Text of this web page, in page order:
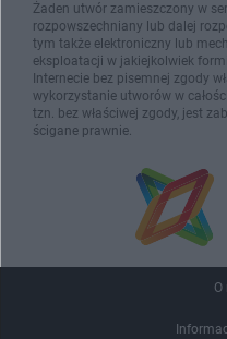
Żaden utwór zamieszczony w
rozpowszechniany lub dalej
tym także elektroniczny lub
eksploatacji w jakiejkolwiek
Internecie bez pisemnej zgody
wykorzystanie utworów w
tzn. bez właściwej zgody, jest
ścigane prawnie.
O